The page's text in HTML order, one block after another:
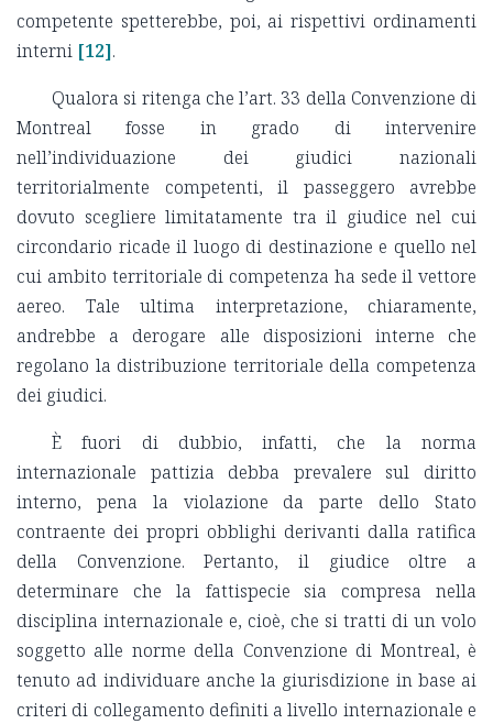
competente spetterebbe, poi, ai rispettivi ordinamenti
interni [12].
Qualora si ritenga che l’art. 33 della Convenzione di
Montreal fosse in grado di intervenire
nell’individuazione dei giudici nazionali
territorialmente competenti, il passeggero avrebbe
dovuto scegliere limitatamente tra il giudice nel cui
circondario ricade il luogo di destinazione e quello nel
cui ambito territoriale di competenza ha sede il vettore
aereo. Tale ultima interpretazione, chiaramente,
andrebbe a derogare alle disposizioni interne che
regolano la distribuzione territoriale della competenza
dei giudici.
È fuori di dubbio, infatti, che la norma
internazionale pattizia debba prevalere sul diritto
interno, pena la violazione da parte dello Stato
contraente dei propri obblighi derivanti dalla ratifica
della Convenzione. Pertanto, il giudice oltre a
determinare che la fattispecie sia compresa nella
disciplina internazionale e, cioè, che si tratti di un volo
soggetto alle norme della Convenzione di Montreal, è
tenuto ad individuare anche la giurisdizione in base ai
criteri di collegamento definiti a livello internazionale e